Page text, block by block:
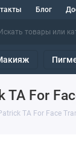
Блог
TA For
TA For Face